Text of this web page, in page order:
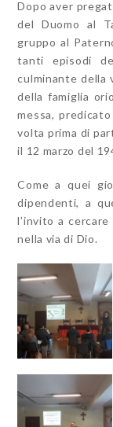
Dopo aver
del Duomo al
gruppo al
tanti episodi
culminante della
della famiglia
messa,
volta prima di
il 12 marzo del
Come a quei
dipendenti, a
l’invito a
nella via di Dio.